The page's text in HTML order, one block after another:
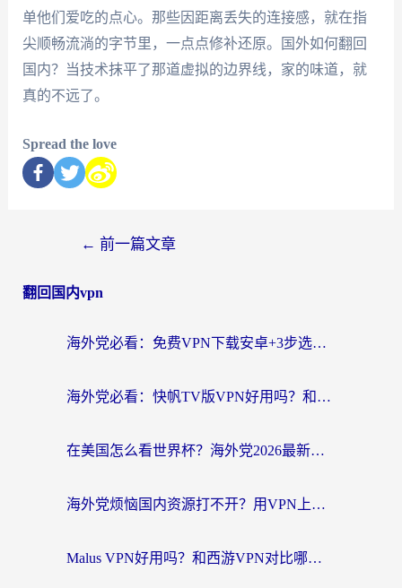
单他们爱吃的点心。那些因距离丢失的连接感，就在指
尖顺畅流淌的字节里，一点点修补还原。国外如何翻回
国内？当技术抹平了那道虚拟的边界线，家的味道，就
真的不远了。
Spread the love
← 前一篇文章
翻回国内vpn
海外党必看：免费VPN下载安卓+3步选对国外到国内加速器，无缝刷国内资源
海外党必看：快帆TV版VPN好用吗？和斧牛手游VPN对比哪个回国效果更好？附电脑翻墙回国实用技巧
在美国怎么看世界杯？海外党2026最新回国加速器指南：从影音到游戏全搞定
海外党烦恼国内资源打不开？用VPN上海节点+这几点，轻松搞定回国加速！
Malus VPN好用吗？和西游VPN对比哪个回国效果更好？海外党亲测后的真实选择